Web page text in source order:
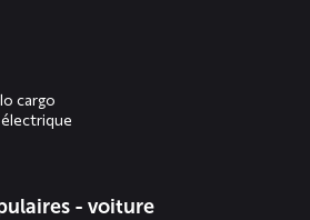
cargo
- voiture